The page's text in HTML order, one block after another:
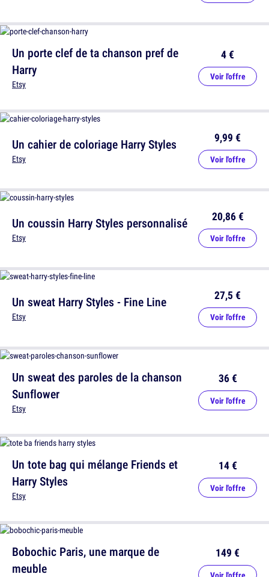
Un porte clef de ta chanson pref de
Harry
Etsy
4 €
Voir l'offre
Un coussin Harry Styles personnalisé
Etsy
20,86 €
Voir l'offre
Un sweat des paroles de la chanson
Sunflower
Etsy
36 €
Voir l'offre
Bobochic Paris, une marque de
meuble
149 €
Un cahier de coloriage Harry Styles
Etsy
9,99 €
Voir l'offre
Un sweat Harry Styles - Fine Line
Etsy
27,5 €
Voir l'offre
Un tote bag qui mélange Friends et
Harry Styles
Etsy
14 €
Voir l'offre